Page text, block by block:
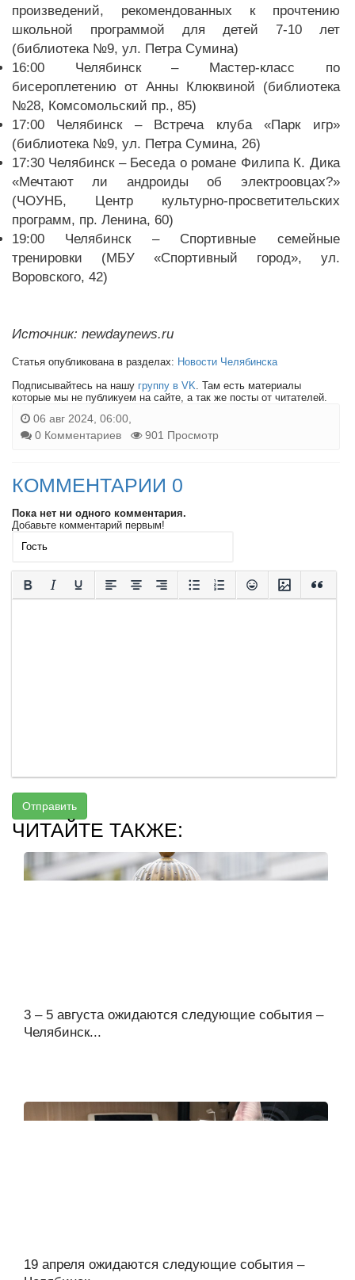
произведений, рекомендованных к прочтению
школьной программой для детей 7-10 лет
(библиотека №9, ул. Петра Сумина)
16:00 Челябинск – Мастер-класс по
бисероплетению от Анны Клюквиной (библиотека
№28, Комсомольский пр., 85)
17:00 Челябинск – Встреча клуба «Парк игр»
(библиотека №9, ул. Петра Сумина, 26)
17:30 Челябинск – Беседа о романе Филипа К. Дика
«Мечтают ли андроиды об электроовцах?»
(ЧОУНБ, Центр культурно-просветительских
программ, пр. Ленина, 60)
19:00 Челябинск – Спортивные семейные
тренировки (МБУ «Спортивный город», ул.
Воровского, 42)
Источник: newdaynews.ru
Статья опубликована в разделах: Новости Челябинска
Подписывайтесь на нашу группу в VK . Там есть материалы
которые мы не публикуем на сайте, а так же посты от читателей.
06 авг 2024, 06:00,
0 Комментариев
901 Просмотр
КОММЕНТАРИИ 0
Пока нет ни одного комментария.
Добавьте комментарий первым!
Отправить
ЧИТАЙТЕ ТАКЖЕ:
3 – 5 августа ожидаются следующие события –
Челябинск...
19 апреля ожидаются следующие события –